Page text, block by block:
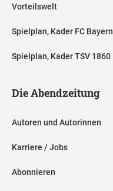
Vorteilswelt
Spielplan, Kader FC Bayern
Spielplan, Kader TSV 1860
Die Abendzeitung
Autoren und Autorinnen
Karriere / Jobs
Abonnieren